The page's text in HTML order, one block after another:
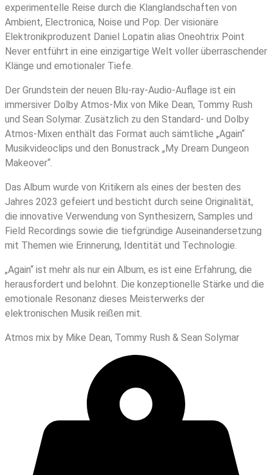
experimentelle Reise durch die Klanglandschaften von
Ambient, Electronica, Noise und Pop. Der visionäre
Elektronikproduzent Daniel Lopatin alias Oneohtrix Point
Never entführt in eine einzigartige Welt voller überraschender
Klänge und emotionaler Tiefe.
Der Grundstein der neuen Blu-ray-Audio-Auflage ist ein
immersiver Dolby Atmos-Mix von Mike Dean, Tommy Rush
und Sean Solymar. Zusätzlich zu den Standard- und Dolby
Atmos-Mixen enthält das Format auch sämtliche „Again“
Musikvideoclips und den Bonustrack „My Dream Dungeon
Makeover“.
Das Album wurde von Kritikern als eines der besten des
Jahres 2023 gefeiert und besticht durch seine Originalität,
die innovative Verwendung von Synthesizern, Samples und
Field Recordings sowie die tiefgründige Auseinandersetzung
mit Themen wie Erinnerung, Identität und Technologie.
„Again“ ist mehr als nur ein Album, es ist eine Erfahrung, die
herausfordert und belohnt. Die konzeptionelle Stärke und die
emotionale Resonanz dieses Meisterwerks der
elektronischen Musik reißen mit.
Atmos mix by Mike Dean, Tommy Rush & Sean Solymar